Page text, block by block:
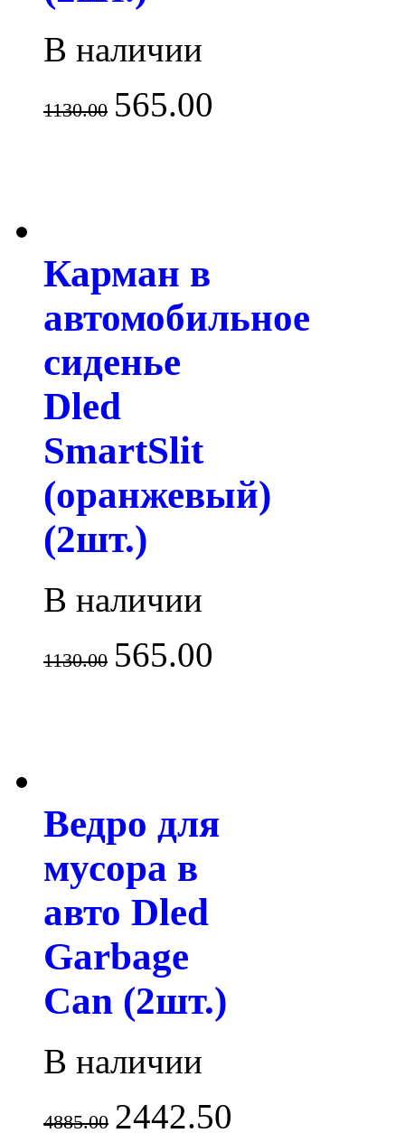
В наличии
1130.00 565.00
Карман в
автомобильное
сиденье
Dled
SmartSlit
(оранжевый)
(2шт.)
В наличии
1130.00 565.00
Ведро для
мусора в
авто Dled
Garbage
Can (2шт.)
В наличии
4885.00 2442.50